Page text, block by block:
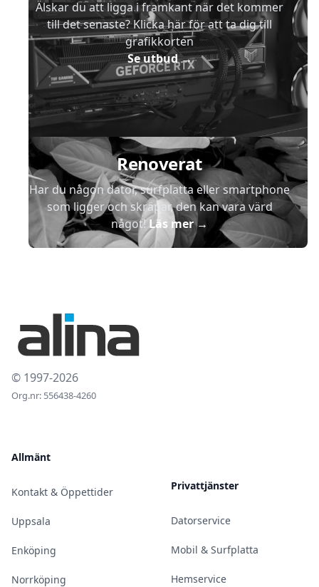
Älskar du att ligga i framkant när det kommer
till det senaste? Klicka här för att ta dig till
grafikkorten
Se utbud→
Renoverat
Har du någon dator, surfplatta eller smartphone
som ligger och skräpar, den kan vara värd
något!Läs mer→
© 1997-2026
Org.nr: 556438-4260
Allmänt
Kontakt & Öppettider
Uppsala
Enköping
Norrköping
Privattjänster
Datorservice
Mobil & Surfplatta
Hemservice